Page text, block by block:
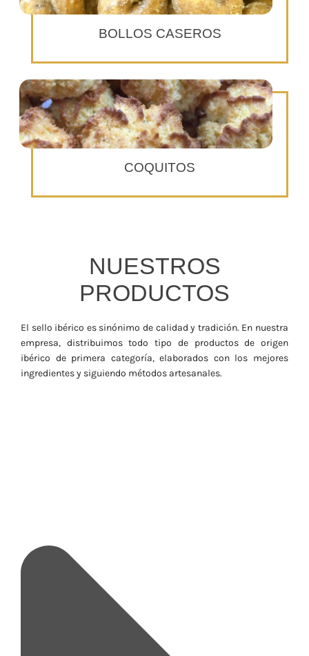
BOLLOS CASEROS
COQUITOS
NUESTROS
PRODUCTOS
El sello ibérico es sinónimo de calidad y tradición. En nuestra
empresa, distribuimos todo tipo de productos de origen
ibérico de primera categoría, elaborados con los mejores
ingredientes y siguiendo métodos artesanales.